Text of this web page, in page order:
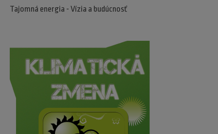
Tajomná energia - Vízia a budúcnosť